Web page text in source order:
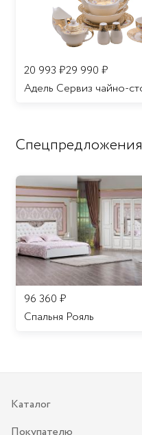
20 993 ₽29 990 ₽
Спецпредложения
96 360 ₽
Спальня Рояль
Каталог